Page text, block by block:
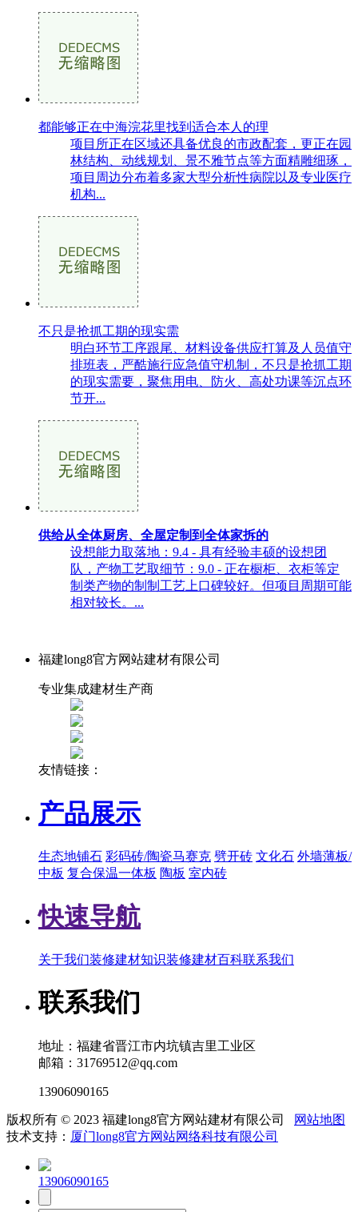
都能够正在中海浣花里找到适合本人的理
项目所正在区域还具备优良的市政配套，更正在园
林结构、动线规划、景不雅节点等方面精雕细琢，
项目周边分布着多家大型分析性病院以及专业医疗
机构...
不只是抢抓工期的现实需
明白环节工序跟尾、材料设备供应打算及人员值守
排班表，严酷施行应急值守机制，不只是抢抓工期
的现实需要，聚焦用电、防火、高处功课等沉点环
节开...
供给从全体厨房、全屋定制到全体家拆的
设想能力取落地：9.4 - 具有经验丰硕的设想团
队，产物工艺取细节：9.0 - 正在橱柜、衣柜等定
制类产物的制制工艺上口碑较好。但项目周期可能
相对较长。...
福建long8官方网站建材有限公司
专业集成建材生产商
友情链接：
产品展示
生态地铺石 彩码砖/陶瓷马赛克 劈开砖 文化石 外墙薄板/
中板 复合保温一体板 陶板 室内砖
快速导航
关于我们装修建材知识装修建材百科联系我们
联系我们
地址：福建省晋江市内坑镇吉里工业区
邮箱：31769512@qq.com
13906090165
版权所有 © 2023 福建long8官方网站建材有限公司
网站地图
技术支持： 厦门long8官方网站网络科技有限公司
13906090165